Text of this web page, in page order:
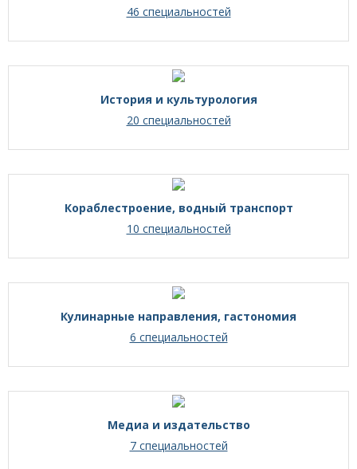
46 специальностей
История и культурология
20 специальностей
Кораблестроение, водный транспорт
10 специальностей
Кулинарные направления, гастономия
6 специальностей
Медиа и издательство
7 специальностей